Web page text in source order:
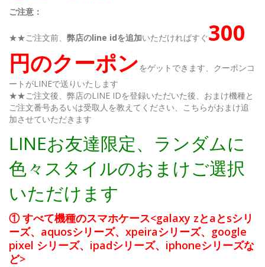
ご注意：
★★ご注文前、 弊店のline idを追加いただければすぐ300
円のクーポンをゲットできます、クーポンコ
ートがLINEで送りいたします
★★ご注文後、弊店のLINE IDを登録いただいた後、おまけ機種と
ご注文番号あるいは受取人を教えてください、こちらがおまけ追
加させていただきます
LINEお友達限定、ランダムに
色々スタイルのおまけご選択
いただけます
① すべて機種のスマホケース<galaxy zとaとsシリ
ーズ、aquosシリーズ、xpeiraシリーズ、google
pixel シリーズ、ipadシリーズ、iphoneシリーズな
ど>